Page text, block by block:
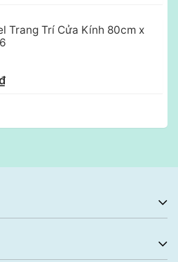
Trang Trí Cửa Kính 80cm x